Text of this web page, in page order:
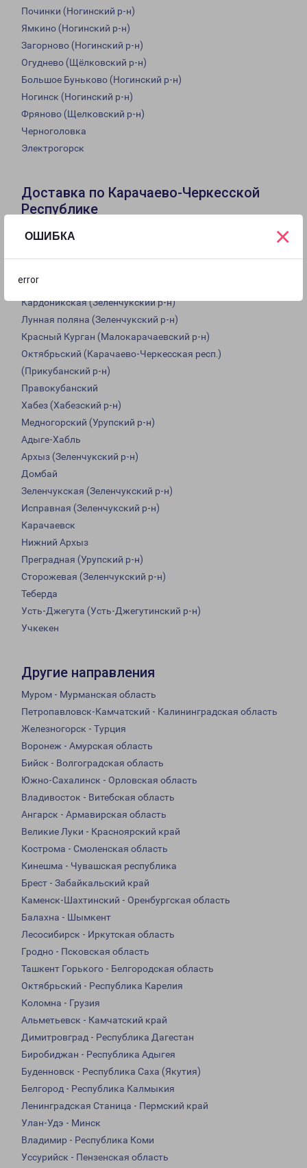
ОШИБКА
error
×
Починки (Ногинский р-н)
Ямкино (Ногинский р-н)
Загорново (Ногинский р-н)
Огуднево (Щёлковский р-н)
Большое Буньково (Ногинский р-н)
Ногинск (Ногинский р-н)
Фряново (Щелковский р-н)
Черноголовка
Электрогорск
Доставка по Карачаево-Черкесской
Республике
Из филиала в Карачаево-Черкесской Республике
Курджиново (Урупский р-н)
Кардоникская (Зеленчукский р-н)
Лунная поляна (Зеленчукский р-н)
Красный Курган (Малокарачаевский р-н)
Октябрьский (Карачаево-Черкесская респ.)
(Прикубанский р-н)
Правокубанский
Хабез (Хабезский р-н)
Медногорский (Урупский р-н)
Адыге-Хабль
Архыз (Зеленчукский р-н)
Домбай
Зеленчукская (Зеленчукский р-н)
Исправная (Зеленчукский р-н)
Карачаевск
Нижний Архыз
Преградная (Урупский р-н)
Сторожевая (Зеленчукский р-н)
Теберда
Усть-Джегута (Усть-Джегутинский р-н)
Учкекен
Другие направления
Муром - Мурманская область
Петропавловск-Камчатский - Калининградская область
Железногорск - Турция
Воронеж - Амурская область
Бийск - Волгоградская область
Южно-Сахалинск - Орловская область
Владивосток - Витебская область
Ангарск - Армавирская область
Великие Луки - Красноярский край
Кострома - Смоленская область
Кинешма - Чувашская республика
Брест - Забайкальский край
Каменск-Шахтинский - Оренбургская область
Балахна - Шымкент
Лесосибирск - Иркутская область
Гродно - Псковская область
Ташкент Горького - Белгородская область
Октябрьский - Республика Карелия
Коломна - Грузия
Альметьевск - Камчатский край
Димитровград - Республика Дагестан
Биробиджан - Республика Адыгея
Буденновск - Республика Саха (Якутия)
Белгород - Республика Калмыкия
Ленинградская Станица - Пермский край
Улан-Удэ - Минск
Владимир - Республика Коми
Уссурийск - Пензенская область